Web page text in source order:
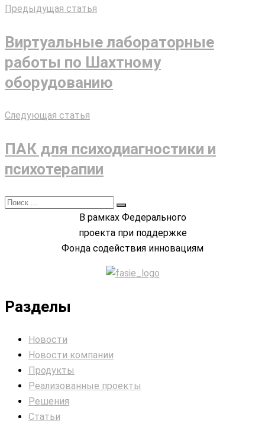
Предыдущая статья
Виртуальные лабораторные
работы по Шахтному
оборудованию
Следующая статья
ПАК для психодиагностики и
психотерапии
В рамках Федерального
проекта при поддержке
Фонда содействия инновациям
Разделы
Новости
Новости компании
Продукты
Реализованные проекты
Решения
Статьи